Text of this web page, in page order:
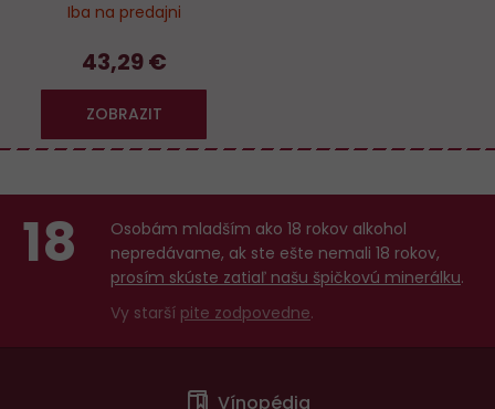
Iba na predajni
43,29 €
ZOBRAZIT
18
Osobám mladším ako 18 rokov alkohol
nepredávame, ak ste ešte nemali 18 rokov,
prosím skúste zatiaľ našu špičkovú minerálku.
Vy starší pite zodpovedne.
Vínopédia